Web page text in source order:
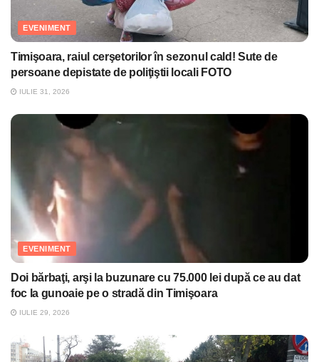
EVENIMENT
Timişoara, raiul cerşetorilor în sezonul cald! Sute de
persoane depistate de poliţiştii locali FOTO
IULIE 31, 2026
EVENIMENT
Doi bărbaţi, arşi la buzunare cu 75.000 lei după ce au dat
foc la gunoaie pe o stradă din Timişoara
IULIE 29, 2026